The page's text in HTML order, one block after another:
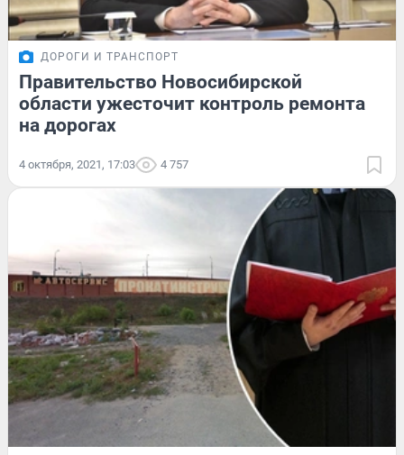
ДОРОГИ И ТРАНСПОРТ
Правительство Новосибирской
области ужесточит контроль ремонта
на дорогах
4 октября, 2021, 17:03 4 757